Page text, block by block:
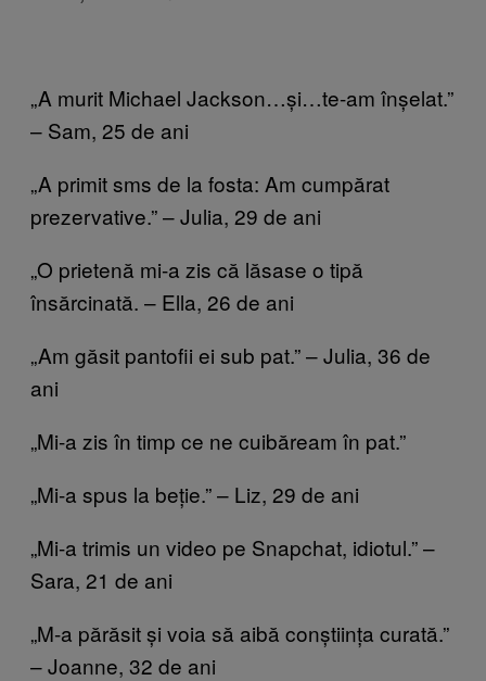
„A murit Michael Jackson…și…te-am înșelat.”
– Sam, 25 de ani
„A primit sms de la fosta: Am cumpărat
prezervative.” – Julia, 29 de ani
„O prietenă mi-a zis că lăsase o tipă
însărcinată. – Ella, 26 de ani
„Am găsit pantofii ei sub pat.” – Julia, 36 de
ani
„Mi-a zis în timp ce ne cuibăream în pat.”
„Mi-a spus la beție.” – Liz, 29 de ani
„Mi-a trimis un video pe Snapchat, idiotul.” –
Sara, 21 de ani
„M-a părăsit și voia să aibă conștiința curată.”
– Joanne, 32 de ani